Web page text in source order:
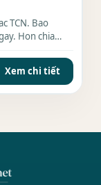
TCN. Bao
Hon chia
Xem chi tiết